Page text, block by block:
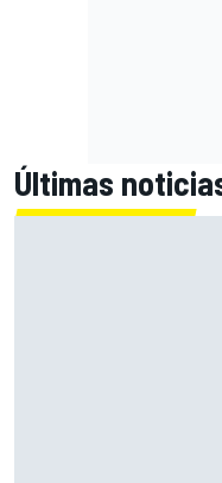
Últimas